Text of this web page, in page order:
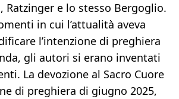
Ratzinger e lo stesso Bergoglio.
in cui l’attualità aveva
l’intenzione di preghiera
gli autori si erano inventati
La devozione al Sacro Cuore
di preghiera di giugno 2025,